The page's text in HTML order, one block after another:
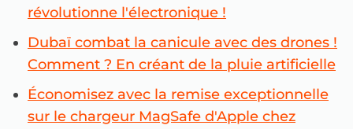
révolutionne l'électronique !
Dubaï combat la canicule avec des drones !
Comment ? En créant de la pluie artificielle
Économisez avec la remise exceptionnelle
sur le chargeur MagSafe d'Apple chez